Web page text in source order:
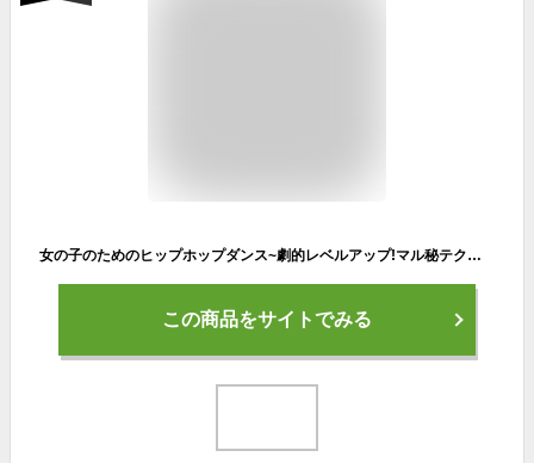
女の子のためのヒップホップダンス~劇的レベルアップ!マル秘テクニック大公開!~ [DVD]
この商品をサイトでみる